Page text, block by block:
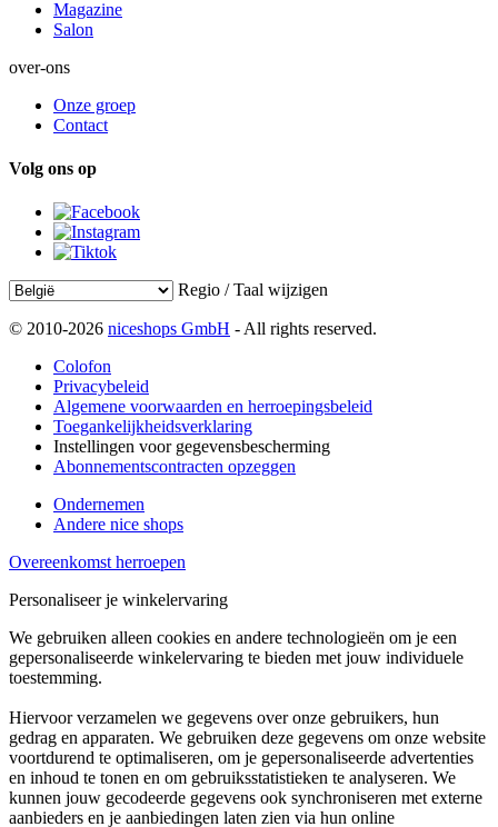
Magazine
Salon
over-ons
Onze groep
Contact
Volg ons op
Regio / Taal wijzigen
© 2010-2026 niceshops GmbH - All rights reserved.
Colofon
Privacybeleid
Algemene voorwaarden en herroepingsbeleid
Toegankelijkheidsverklaring
Instellingen voor gegevensbescherming
Abonnementscontracten opzeggen
Ondernemen
Andere nice shops
Overeenkomst herroepen
Personaliseer je winkelervaring
We gebruiken alleen cookies en andere technologieën om je een
gepersonaliseerde winkelervaring te bieden met jouw individuele
toestemming.
Hiervoor verzamelen we gegevens over onze gebruikers, hun
gedrag en apparaten. We gebruiken deze gegevens om onze website
voortdurend te optimaliseren, om je gepersonaliseerde advertenties
en inhoud te tonen en om gebruiksstatistieken te analyseren. We
kunnen jouw gecodeerde gegevens ook synchroniseren met externe
aanbieders en je aanbiedingen laten zien via hun online